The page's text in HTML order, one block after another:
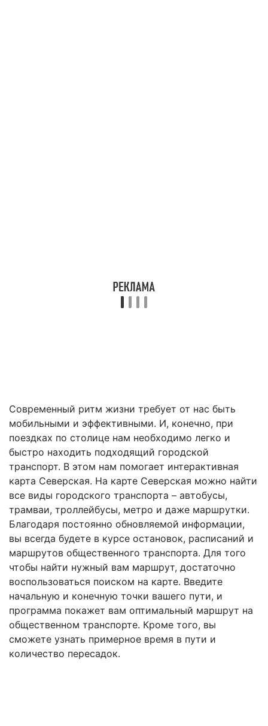
Современный ритм жизни требует от нас быть
мобильными и эффективными. И, конечно, при
поездках по столице нам необходимо легко и
быстро находить подходящий городской
транспорт. В этом нам помогает интерактивная
карта Северская. На карте Северская можно найти
все виды городского транспорта – автобусы,
трамваи, троллейбусы, метро и даже маршрутки.
Благодаря постоянно обновляемой информации,
вы всегда будете в курсе остановок, расписаний и
маршрутов общественного транспорта. Для того
чтобы найти нужный вам маршрут, достаточно
воспользоваться поиском на карте. Введите
начальную и конечную точки вашего пути, и
программа покажет вам оптимальный маршрут на
общественном транспорте. Кроме того, вы
сможете узнать примерное время в пути и
количество пересадок.